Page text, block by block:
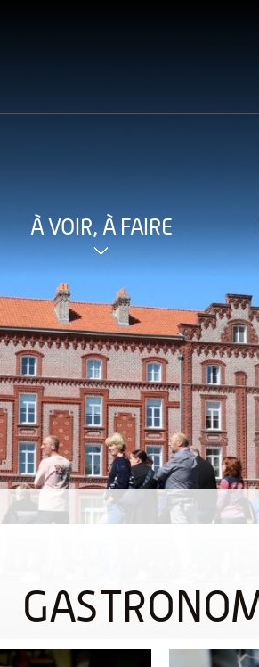
À VOIR, À FAIRE